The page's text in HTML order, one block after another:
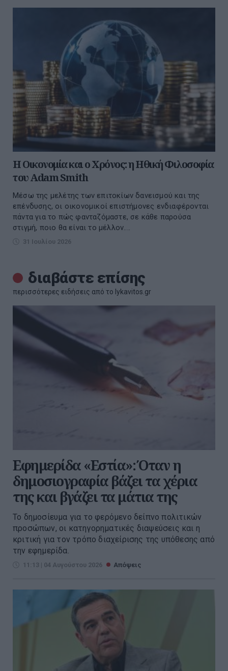
Η Οικονομία και ο Χρόνος: η Ηθική Φιλοσοφία
του Adam Smith
Μέσω της μελέτης των επιτοκίων δανεισμού και της
επένδυσης, οι οικονομικοί επιστήμονες ενδιαφέρονται
πάντα για το πώς φανταζόμαστε, σε κάθε παρούσα
στιγμή, ποιο θα είναι το μέλλον....
31 Ιουλίου 2026
διαβάστε επίσης
περισσότερες ειδήσεις από το lykavitos.gr
Εφημερίδα «Εστία»: Όταν η
δημοσιογραφία βάζει τα χέρια
της και βγάζει τα μάτια της
Το δημοσίευμα για το φερόμενο δείπνο πολιτικών
προσώπων, οι κατηγορηματικές διαψεύσεις και η
κριτική για τον τρόπο διαχείρισης της υπόθεσης από
την εφημερίδα.
11:13 | 04 Αυγούστου 2026 Απόψεις